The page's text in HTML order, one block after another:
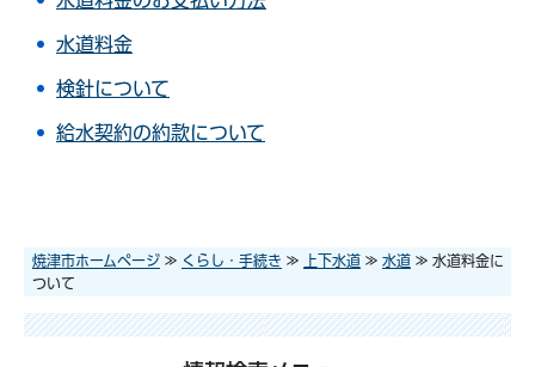
水道料金
検針について
給水契約の約款について
焼津市ホームページ ≫ くらし・手続き ≫ 上下水道 ≫ 水道 ≫ 水道料金に
ついて